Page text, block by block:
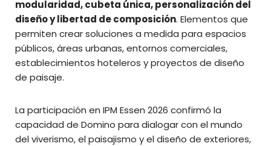
modularidad, cubeta única, personalización del
diseño y libertad de composición. Elementos que
permiten crear soluciones a medida para espacios
públicos, áreas urbanas, entornos comerciales,
establecimientos hoteleros y proyectos de diseño
de paisaje.
La participación en IPM Essen 2026 confirmó la
capacidad de Domino para dialogar con el mundo
del viverismo, el paisajismo y el diseño de exteriores,